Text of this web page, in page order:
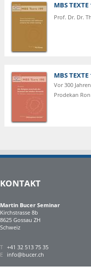
MBS
Prof. Dr. Dr.
MBS
Vor 300
Prodekan
KONTAKT
Martin Bucer Seminar
Kirchstrasse 8b
8625 Gossau ZH
Schweiz
T +41 32 513 75 35
E info@bucer.ch